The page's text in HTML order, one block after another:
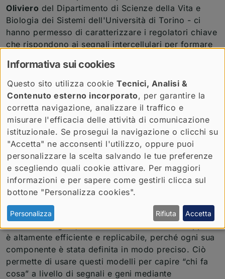
Oliviero del Dipartimento di Scienze della Vita e
Biologia dei Sistemi dell'Università di Torino - ci
hanno permesso di caratterizzare i regolatori chiave
che rispondono ai segnali intercellulari per formare
delicata dello sviluppo embrionale. Questi risultati
sono stati ottenuti anche grazie al prezioso
contributo del Dr.Andrea Lauria
ricercatore presso
il nostro Dipartimento, che ha implementato
algoritmi per identificare il profilo dei geni attivi in
ogni singola cellula. Questi esperimenti ci
permettono di studiare in che modo le cellule
prendono le prime decisioni in una finestra
temporale importante per lo sviluppo embrionale
umano e studiare i segnali tra cellule e meccanismi
di regolazioni molecolari che determinano la
deregolati nella formazione dei tumori. Dal punto di
è altamente efficiente e replicabile, perché ogni sua
componente è stata definita in modo preciso. Ciò
permette di usare questi modelli per capire “chi fa
cosa” a livello di segnali e geni mediante
Informativa sui cookies
Questo sito utilizza cookie Tecnici, Analisi &
Contenuto esterno incorporato, per garantire la
corretta navigazione, analizzare il traffico e
misurare l'efficacia delle attività di comunicazione
istituzionale. Se prosegui la navigazione o clicchi su
"Accetta" ne acconsenti l'utilizzo, oppure puoi
personalizzare la scelta salvando le tue preferenze
e scegliendo quali cookie attivare. Per maggiori
informazioni e per sapere come gestirli clicca sul
bottone "Personalizza cookies".
Personalizza Rifiuta Accetta